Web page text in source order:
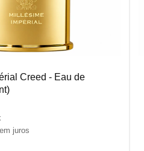
Creed - Eau de
juros